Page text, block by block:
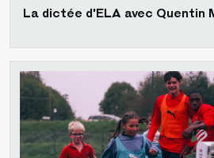
La dictée d'ELA avec Quentin